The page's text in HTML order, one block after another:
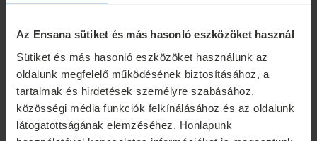
Az Ensana sütiket és más hasonló eszközöket használ
Sütiket és más hasonló eszközöket használunk az
oldalunk megfelelő működésének biztosításához, a
tartalmak és hirdetések személyre szabásához,
közösségi média funkciók felkínálásához és az oldalunk
látogatottságának elemzéséhez. Honlapunk
Ensana szállodáinkkal vagy szolgáltatásainkkal kapcsolatos kérdéseivel
forduljon hozzánk bizalommal. A hűségprogramunkkal kapcsolatos
kérdésekért és válaszokért kattintson ide.
ÍRJON NEKÜNK